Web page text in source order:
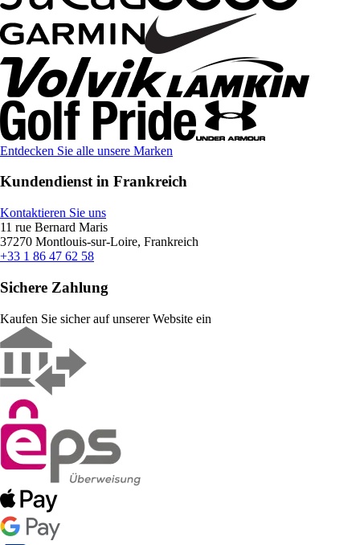
Entdecken Sie alle unsere Marken
Kundendienst in Frankreich
Kontaktieren Sie uns
11 rue Bernard Maris
37270 Montlouis-sur-Loire, Frankreich
+33 1 86 47 62 58
Sichere Zahlung
Kaufen Sie sicher auf unserer Website ein